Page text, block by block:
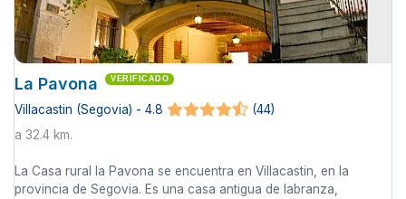
La Pavona VERIFICADO
Villacastin (Segovia) - 4.8
(44)
a 32.4 km.
La Casa rural la Pavona se encuentra en Villacastin, en la
provincia de Segovia. Es una casa antigua de labranza,